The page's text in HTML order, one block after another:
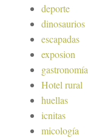
deporte
dinosaurios
escapadas
exposion
gastronomía
Hotel rural
huellas
icnitas
micología